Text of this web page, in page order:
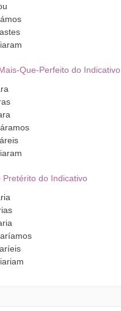
Que-Perfeito do Indicativo
Pretérito do Indicativo